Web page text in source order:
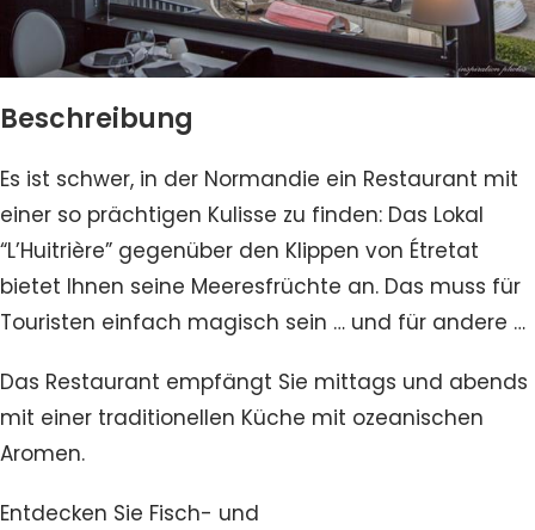
Beschreibung
Es ist schwer, in der Normandie ein Restaurant mit
einer so prächtigen Kulisse zu finden: Das Lokal
“L’Huitrière” gegenüber den Klippen von Étretat
bietet Ihnen seine Meeresfrüchte an. Das muss für
Touristen einfach magisch sein … und für andere …
Das Restaurant empfängt Sie mittags und abends
mit einer traditionellen Küche mit ozeanischen
Aromen.
Entdecken Sie Fisch- und